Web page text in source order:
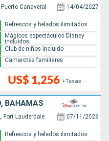
Puerto Canaveral 14/04/2027
US$ 1,256 +Tasas
Refrescos y helados ilimitados
Mágicos espectáculos Disney
incluidos
Club de niños incluido
Camarotes familiares
BAHAMAS
Fort Lauderdale 07/11/2026
Refrescos y helados ilimitados